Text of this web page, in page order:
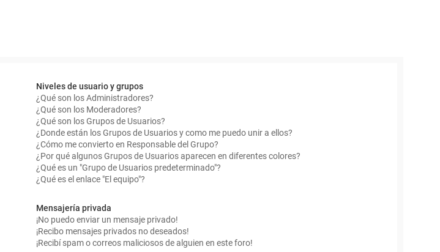
Niveles de usuario y grupos
¿Qué son los Administradores?
¿Qué son los Moderadores?
¿Qué son los Grupos de Usuarios?
¿Donde están los Grupos de Usuarios y como me puedo unir a ellos?
¿Cómo me convierto en Responsable del Grupo?
¿Por qué algunos Grupos de Usuarios aparecen en diferentes colores?
¿Qué es un "Grupo de Usuarios predeterminado"?
¿Qué es el enlace "El equipo"?
Mensajería privada
¡No puedo enviar un mensaje privado!
¡Recibo mensajes privados no deseados!
¡Recibí spam o correos maliciosos de alguien en este foro!